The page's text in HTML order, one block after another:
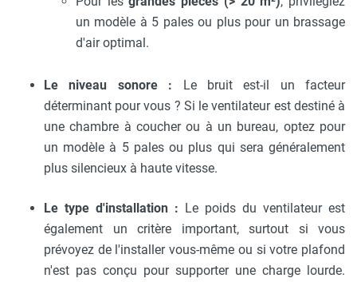
un modèle à 5 pales ou plus pour un brassage
d'air optimal.
Le niveau sonore : Le bruit est-il un facteur
déterminant pour vous ? Si le ventilateur est destiné à
une chambre à coucher ou à un bureau, optez pour
un modèle à 5 pales ou plus qui sera généralement
plus silencieux à haute vitesse.
Le type d'installation : Le poids du ventilateur est
également un critère important, surtout si vous
prévoyez de l'installer vous-même ou si votre plafond
n'est pas conçu pour supporter une charge lourde.